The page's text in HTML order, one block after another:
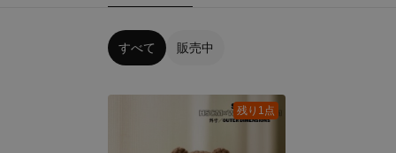
すべて 販売中
残り1点